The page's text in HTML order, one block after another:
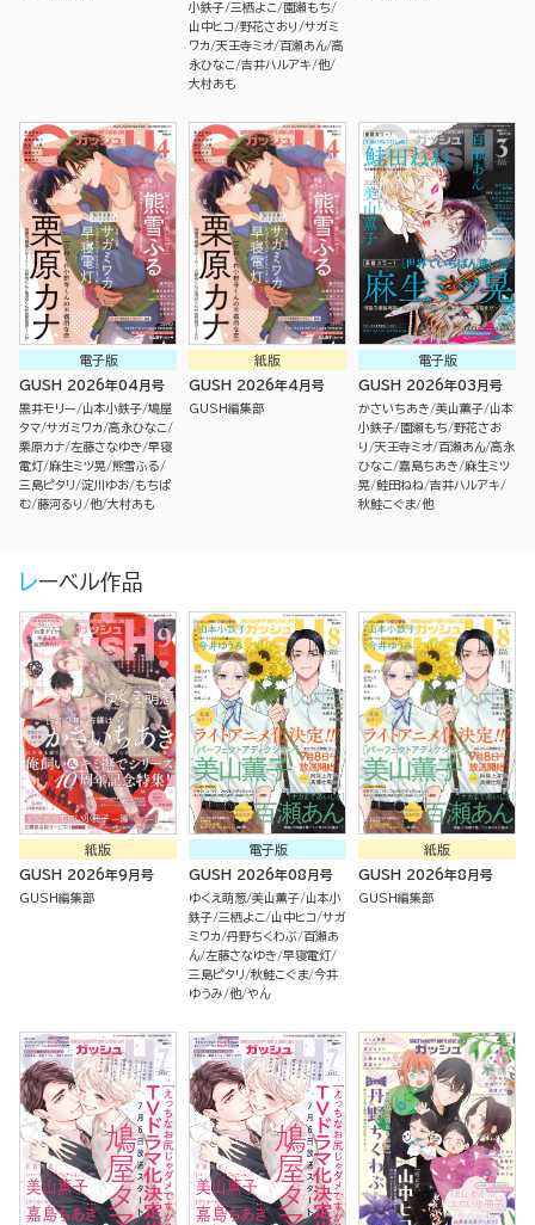
小鉄子 三栖よこ
園瀬もち
山中ヒコ 野花さおり
サガミ
ワカ 天王寺ミオ 百瀬あん 高
永ひなこ 吉井ハルアキ 他
大村あも
電子版
GUSH 2026年04月号
黒井モリー 山本小鉄子 鳩屋
タマ サガミワカ 高永ひなこ
栗原カナ 左藤さなゆき 早寝
電灯 麻生ミツ晃 熊雪ふる
三島ピタリ 淀川ゆお もちぱ
む 藤河るり 他 大村あも
紙版
GUSH 2026年4月号
GUSH編集部
電子版
GUSH 2026年03月号
かさいちあき 美山薫子 山本
小鉄子 園瀬もち 野花さお
り
天王寺ミオ 百瀬あん 高永
ひなこ 嘉島ちあき 麻生ミツ
晃 鮭田ねね 吉井ハルアキ
秋鮭こぐま 他
レーベル作品
紙版
GUSH 2026年9月号
GUSH編集部
電子版
GUSH 2026年08月号
ゆくえ萌葱 美山薫子 山本小
鉄子 三栖よこ 山中ヒコ サガ
ミワカ 丹野ちくわぶ 百瀬あ
ん 左藤さなゆき 早寝電灯
三島ピタリ 秋鮭こぐま 今井
ゆうみ 他 やん
紙版
GUSH 2026年8月号
GUSH編集部